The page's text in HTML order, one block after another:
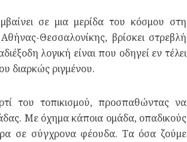
σε μια μερίδα του κόσμου στη
Θεσσαλονίκης, βρίσκει στρεβλή
λογική είναι που οδηγεί εν τέλει
διαρκώς ριγμένου.
του τοπικισμού, προσπαθώντας να
Με όχημα κάποια ομάδα, οπαδικούς
σε σύγχρονα φέουδα. Τα όσα ζούμε